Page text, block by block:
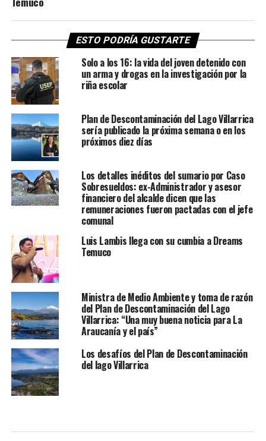
ESTO PODRÍA GUSTARTE
Solo a los 16: la vida del joven detenido con
un arma y drogas en la investigación por la
riña escolar
Plan de Descontaminación del Lago Villarrica
sería publicado la próxima semana o en los
próximos diez días
Los detalles inéditos del sumario por Caso
Sobresueldos: ex-Administrador y asesor
financiero del alcalde dicen que las
remuneraciones fueron pactadas con el jefe
comunal
Luis Lambis llega con su cumbia a Dreams
Temuco
Ministra de Medio Ambiente y toma de razón
del Plan de Descontaminación del Lago
Villarrica: “Una muy buena noticia para La
Araucanía y el país”
Los desafíos del Plan de Descontaminación
del lago Villarrica